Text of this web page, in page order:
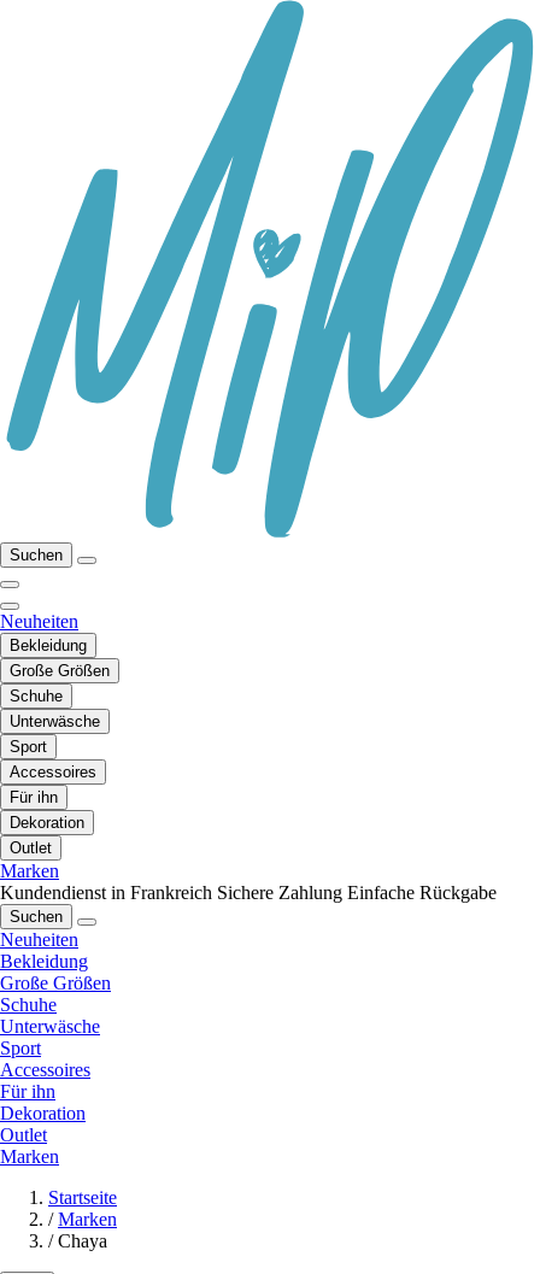
Suchen
Neuheiten
Bekleidung
Große Größen
Schuhe
Unterwäsche
Sport
Accessoires
Für ihn
Dekoration
Outlet
Marken
Kundendienst in Frankreich Sichere Zahlung Einfache Rückgabe
Suchen
Neuheiten
Bekleidung
Große Größen
Schuhe
Unterwäsche
Sport
Accessoires
Für ihn
Dekoration
Outlet
Marken
Startseite
/ Marken
/ Chaya